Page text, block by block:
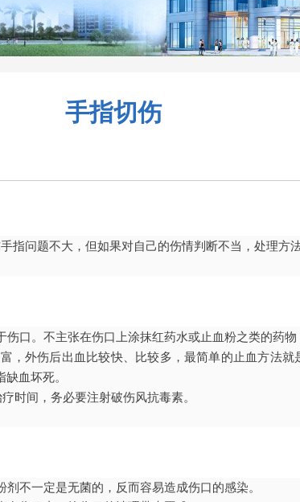
手指切伤
问题不大，但如果对自己的伤情判断不当，处理方
口。不主张在伤口上涂抹红药水或止血粉之类的药物
，外伤后出血比较快、比较多，最简单的止血方法
血坏死。
时间，务必要注射破伤风抗毒素。
不一定是无菌的，反而容易造成伤口的感染。